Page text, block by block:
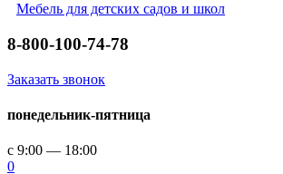
Мебель для детских садов и школ
8-800-100-74-78
Заказать звонок
понедельник-пятница
с 9:00 — 18:00
0